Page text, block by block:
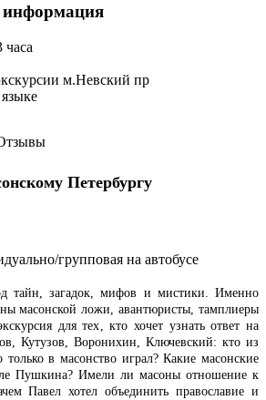
информация
м.Невский пр
Петербургу
групповая на автобусе
тайн, загадок, мифов и мистики. Именно
масонской ложи, авантюристы, тамплиеры
для тех, кто хочет узнать ответ на
Кутузов, Воронихин, Ключевский: кто из
в масонство играл? Какие масонские
Пушкина? Имели ли масоны отношение к
Павел хотел объединить православие и